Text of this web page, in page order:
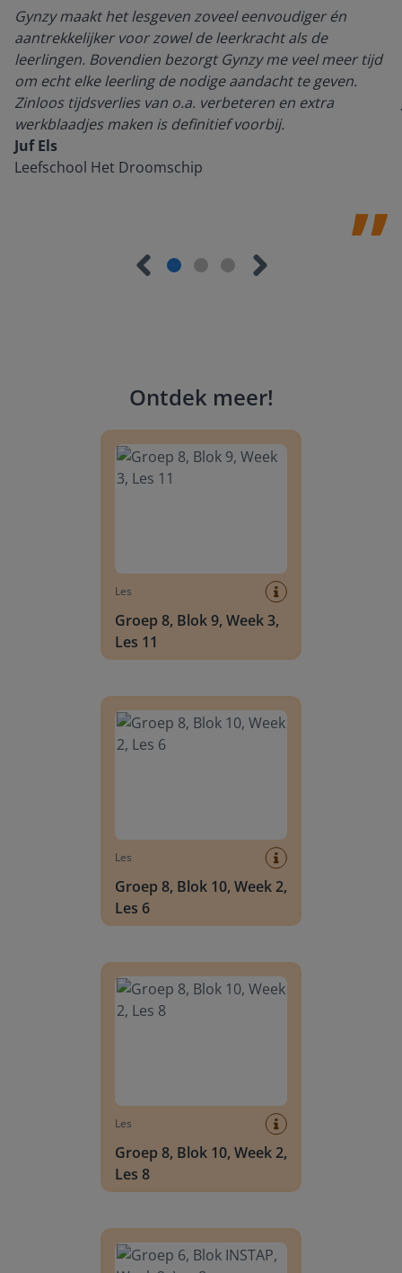
Gynzy maakt het lesgeven zoveel eenvoudiger én
aantrekkelijker voor zowel de leerkracht als de
leerlingen. Bovendien bezorgt Gynzy me veel meer tijd
om echt elke leerling de nodige aandacht te geven.
Zinloos tijdsverlies van o.a. verbeteren en extra
werkblaadjes maken is definitief voorbij.
Juf Els
Leefschool Het Droomschip
Ontdek meer!
Les
Groep 8, Blok 9, Week 3,
Les 11
Les
Groep 8, Blok 10, Week 2,
Les 6
Les
Groep 8, Blok 10, Week 2,
Les 8